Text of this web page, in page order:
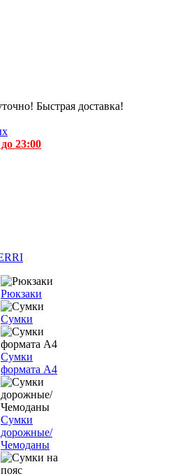
Быстрая доставка!
23:00
Рюкзаки
Сумки
Сумки
формата А4
Сумки
дорожные/
Чемоданы